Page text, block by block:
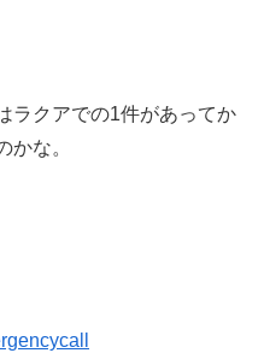
ラクアでの1件があってか
かな。